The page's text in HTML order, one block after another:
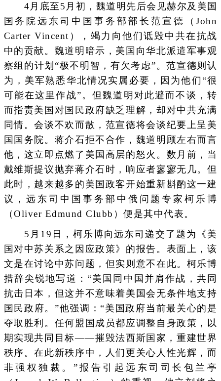
4月底至5月初，魏道明先后会见赫尔及美国
国务院远东司中国事务部部长范宣德（John
Carter Vincent），竭力向他们诋毁中共在抗战
中的贡献。魏道明暗示，美国向华北派遣军事观
察组的计划“极不明智，有欠考虑”。范宣德则认
为，美军熟悉华北情况实属必要，因为他们“很
可能在这里作战”。但魏道明对此避而不谈，转
而指责美国对国民政府缺乏理解，却对中共充满
同情。会谈不欢而散，范宣德将会谈纪要上呈美
国国务院。蒋介石拒不合作，魏道明顾左右而言
他，这立即点燃了美国高层的怒火。数月前，当
戴维斯提议抛弃蒋介石时，响应者寥寥无几。但
此时，越来越多的美国政客开始重新斟酌这一建
议，远东司中国事务部中俄问题专家柯乐博
（Oliver Edmund Clubb）便是其中代表。
5月19日，柯乐博向远东司递交了题为《美
国对中苏关系之因应政策》的报告。表面上，该
文是在讨论中苏问题，但实则意不在此。柯乐博
措辞尖锐地写道：“美国同中国并肩作战，共同
抗击日本，但这并不意味着美国会无条件地支持
国民政府。”他强调：“美国政府当前最关心的是
夺取胜利。任何盟国成员都应调整自身政策，以
期实现共同目标——摧毁法西斯国家，重建世界
秩序。在此新秩序中，人们更关心人性光辉，而
非强权独裁。”报告引起远东司司长包兰亭